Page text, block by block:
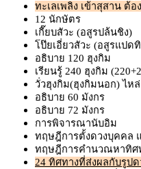
ทะเลเพลิง เข้าสุสาน ต้อ
12 นักษัตร
เกี๊ยบสัวะ (อสูรปล้นชิง)
โป๊ยเอี่ยวสัวะ (อสูรแปด
อธิบาย 120 ฮุงกิม
เรียนรู้ 240 ฮุงกิม
วั่วฮุงกิม(ฮุงกิมนอก) ไห
อธิบาย 60 มังกร
อธิบาย 72 มังกร
การพิจารณานับอิม
ทฤษฎีการตั้งดวงบุคคล
ทฤษฎีการคำนวณหาทิศ
24 ทิศทางที่ส่งผลกับรูปด